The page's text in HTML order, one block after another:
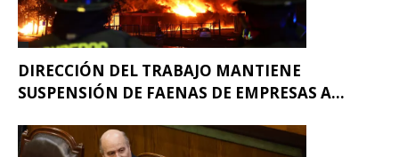
DIRECCIÓN DEL TRABAJO MANTIENE
SUSPENSIÓN DE FAENAS DE EMPRESAS A...